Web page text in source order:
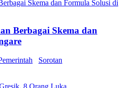
Berbagai Skema dan
Sorotan